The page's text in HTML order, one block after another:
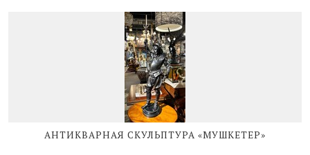
АНТИКВАРНАЯ СКУЛЬПТУРА «МУШКЕТЕР»